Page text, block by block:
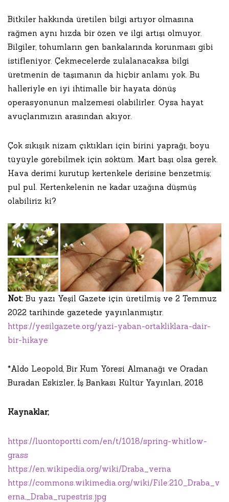
Bitkiler hakkında üretilen bilgi artıyor olmasına
rağmen aynı hızda bir özen ve ilgi artışı olmuyor.
Bilgiler, tohumların gen bankalarında korunması gibi
istifleniyor. Çekmecelerde zulalanacaksa bilgi
üretmenin de taşımanın da hiçbir anlamı yok. Bu
halleriyle en iyi ihtimalle bir hayata dönüş
operasyonunun malzemesi olabilirler. Oysa hayat
avuçlarımızın arasından akıyor.
Çok sıkışık nizam çıktıkları için birini yaprağı, boyu
tüyüyle görebilmek için söktüm. Mart başı olsa gerek.
Hava derimi kurutup kertenkele derisine benzetmiş;
pul pul. Kertenkelenin ne kadar uzağına düşmüş
olabiliriz ki?
Not: Bu yazı Yeşil Gazete için üretilmiş ve 2 Temmuz
2022 tarihinde gazetede yayınlanmıştır.
https://yesilgazete.org/yazi-yaban-ortakliklara-dair-
bir-hikaye
*Aldo Leopold, Bir Kum Yöresi Almanağı ve Oradan
Buradan Eskizler, İş Bankası Kültür Yayınları, 2018
Kaynaklar;
https://luontoportti.com/en/t/1018/spring-whitlow-
grass
https://en.wikipedia.org/wiki/Draba_verna
https://commons.wikimedia.org/wiki/File:210_Draba_v
erna,_Draba_rupestris.jpg